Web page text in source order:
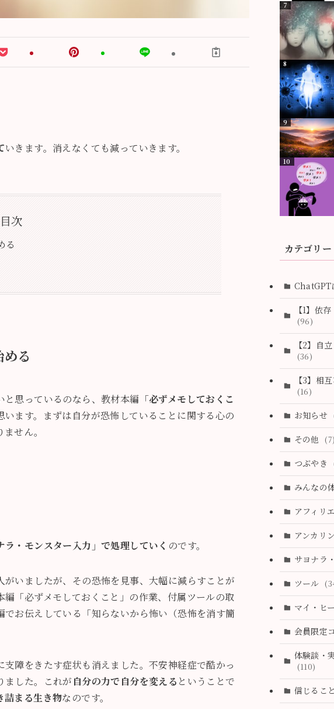
いきます。消えなくても減っていきます。
目次
る
る
思っているのなら、教材本編「必ずメモしておくこ
います。まずは自分が恐怖していることに関する心の
せん。
・モンスター入力」で処理していく のです。
いましたが、その恐怖を見事、大幅に減らすことが
「必ずメモしておくこと」の作業、付属ツールの取
お伝えしている「知らないから怖い（恐怖を消す簡
障をきたす症状も消えました。不安神経症で酷かっ
ました。これが 自分の力で自分を変える ということで
詰まる生き物なのです。
7
8
9
10
カテゴリー
ChatGPT
【1】依
(96)
【2】自
(36)
【3】相
(16)
お知らせ
その他 (7)
つぶやき
みんなの
アフィリ
アンカリ
サヨナラ
ツール
マイ・ヒ
会員限定
体験談・
(110)
信じるこ